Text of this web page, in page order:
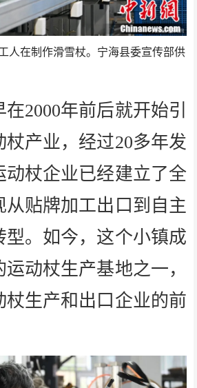
人在制作滑雪杖。宁海县委宣传部供
年前后就开始引
杖产业，经过20多年发
动杖企业已经建立了全
从贴牌加工出口到自主
型。如今，这个小镇成
动杖生产基地之一，
杖生产和出口企业的前